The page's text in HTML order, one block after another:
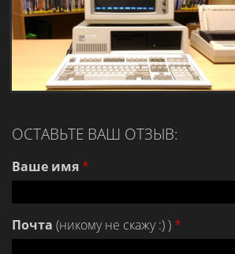
ОСТАВЬТЕ ВАШ ОТЗЫВ:
Ваше имя *
Почта (никому не скажу :) ) *